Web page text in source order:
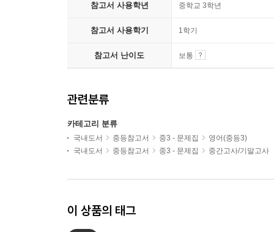
참고서 사용학년 중학교 3학년
참고서 사용학기 1학기
참고서 난이도 보통
관련분류
카테고리 분류
국내도서 중등참고서 중3 - 문제집
영어(중등3)
국내도서
중등참고서 중3 - 문제집 중간고사/기말고사
이 상품의 태그